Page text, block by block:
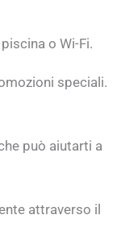
o Wi-Fi.
speciali.
può aiutarti a
attraverso il